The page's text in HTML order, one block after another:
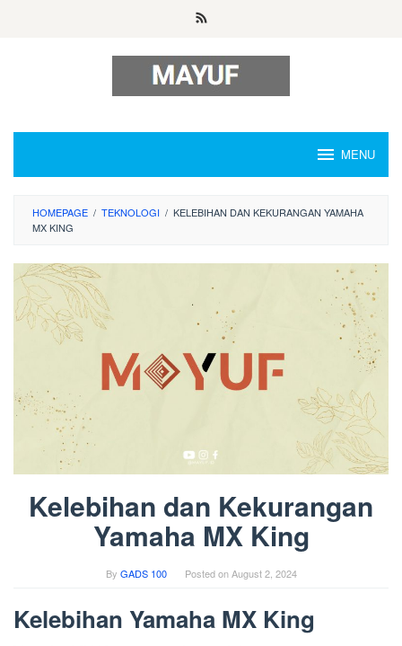
MENU
HOMEPAGE / TEKNOLOGI / KELEBIHAN DAN KEKURANGAN YAMAHA
MX KING
Kelebihan dan Kekurangan
Yamaha MX King
By GADS 100 Posted onAugust 2, 2024
Kelebihan Yamaha MX King